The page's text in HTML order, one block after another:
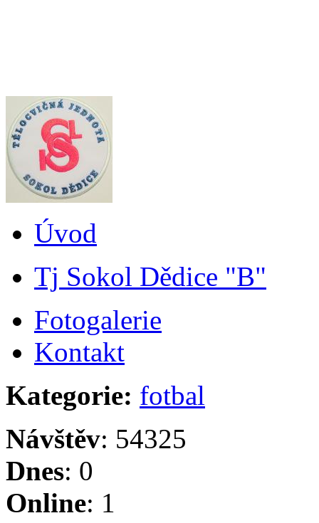
Úvod
Tj Sokol Dědice "B"
Fotogalerie
Kontakt
Kategorie: fotbal
Návštěv: 54325
Dnes: 0
Online: 1